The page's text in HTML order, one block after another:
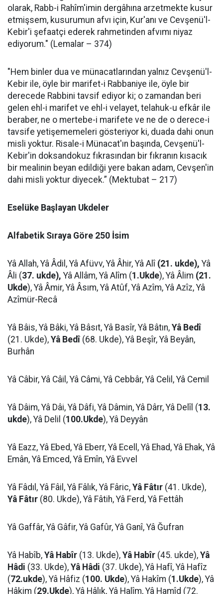
olarak, Rabb-i Rahîm'imin dergâhına arzetmekte kusur
etmişsem, kusurumun afvı için, Kur'anı ve Cevşenü'l-
Kebir'i şefaatçi ederek rahmetinden afvımı niyaz
ediyorum." (Lemalar – 374)
"Hem binler dua ve münacatlarından yalnız Cevşenü'l-
Kebir ile, öyle bir marifet-i Rabbaniye ile, öyle bir
derecede Rabbini tavsif ediyor ki; o zamandan beri
gelen ehl-i marifet ve ehl-i velayet, telahuk-u efkâr ile
beraber, ne o mertebe-i marifete ve ne de o derece-i
tavsife yetişememeleri gösteriyor ki, duada dahi onun
misli yoktur. Risale-i Münacat'ın başında, Cevşenü'l-
Kebir'in doksandokuz fıkrasından bir fıkranın kısacık
bir mealinin beyan edildiği yere bakan adam, Cevşen'in
dahi misli yoktur diyecek.” (Mektubat – 217)
Eselüke Başlayan Ukdeler
Alfabetik Sıraya Göre 250 İsim
Yâ Allah, Yâ Âdil, Yâ Afüvv, Yâ Âhir, Yâ Alî (21. ukde), Yâ
Âli (37. ukde), Yâ Allâm, Yâ Alîm (1.Ukde), Yâ Âlim (21.
Ukde), Yâ Âmir, Yâ Âsım, Yâ Atûf, Yâ Azîm, Yâ Azîz, Yâ
Azîmür-Recâ
Yâ Bâis, Yâ Bâki, Yâ Bâsıt, Yâ Basîr, Yâ Bâtın, Yâ Bedî
(21. Ukde), Yâ Bedî(68. Ukde), Yâ Beşîr, Yâ Beyân,
Burhân
Yâ Câbir, Yâ Câil, Yâ Câmi, Yâ Cebbâr, Yâ Celil, Yâ Cemil
Yâ Dâim, Yâ Dâi, Yâ Dâfi, Yâ Dâmin, Yâ Dârr, Yâ Delîl (13.
ukde), Yâ Delil (100.Ukde), Yâ Deyyân
Yâ Eazz, Yâ Ebed, Yâ Eberr, Yâ Ecell, Yâ Ehad, Yâ Ehak, Yâ
Emân, Yâ Emced, Yâ Emîn, Yâ Evvel
Yâ Fâdıl, Yâ Fâil, Yâ Fâlık, Yâ Fâric, Yâ Fâtır (41. Ukde),
Yâ Fâtır (80. Ukde), Yâ Fâtih, Yâ Ferd, Yâ Fettâh
Yâ Gaffâr, Yâ Gâfir, Yâ Gafûr, Yâ Ganî, Yâ Ğufran
Yâ Habîb, Yâ Habîr (13. Ukde), Yâ Habîr (45. ukde), Yâ
Hâdi (33. Ukde), Yâ Hâdi (37. Ukde), Yâ Hafî, Yâ Hafîz
(72.ukde), Yâ Hâfiz (100. Ukde), Yâ Hakîm (1.Ukde), Yâ
Hâkim (29.Ukde), Yâ Hâlık, Yâ Halîm, Yâ Hamîd (72.